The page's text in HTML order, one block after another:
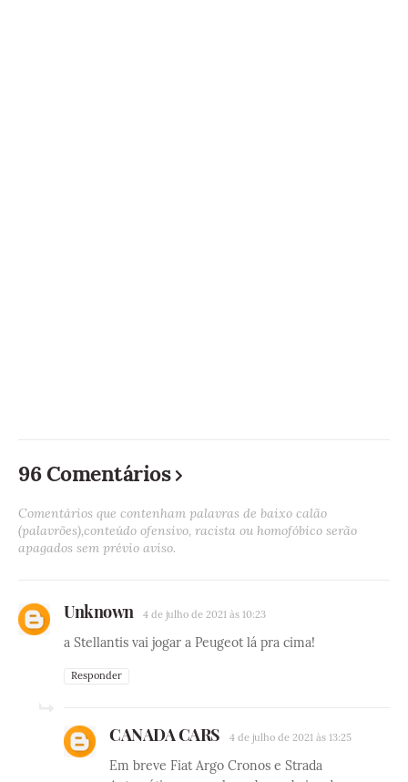
96 Comentários
Comentários que contenham palavras de baixo calão
(palavrões),conteúdo ofensivo, racista ou homofóbico serão
apagados sem prévio aviso.
Unknown 4 de julho de 2021 às 10:23
a Stellantis vai jogar a Peugeot lá pra cima!
Responder
CANADA CARS 4 de julho de 2021 às 13:25
Em breve Fiat Argo Cronos e Strada